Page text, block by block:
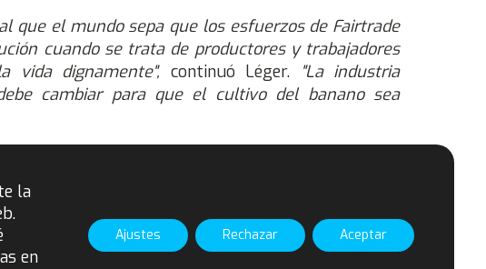
que el mundo sepa que los esfuerzos de Fairtrade
cuando se trata de productores y trabajadores
vida dignamente", continuó Léger.
"La industria
cambiar para que el cultivo del banano sea
los productores y una forma de desarrollar su
del mercado y las incertidumbres
Fairtrade revisa este precio con regularidad,
comerciantes.
la
en
Aceptar
Rechazar
Ajustes